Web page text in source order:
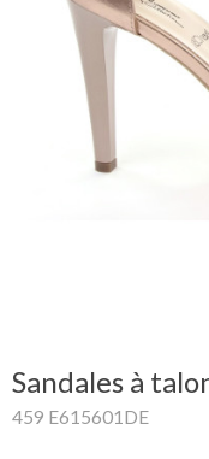
Mon
Sandales à
459 E615601DE